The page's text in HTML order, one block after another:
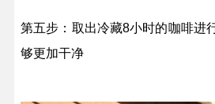
第五步：取出冷藏8小时的咖啡进
够更加干净